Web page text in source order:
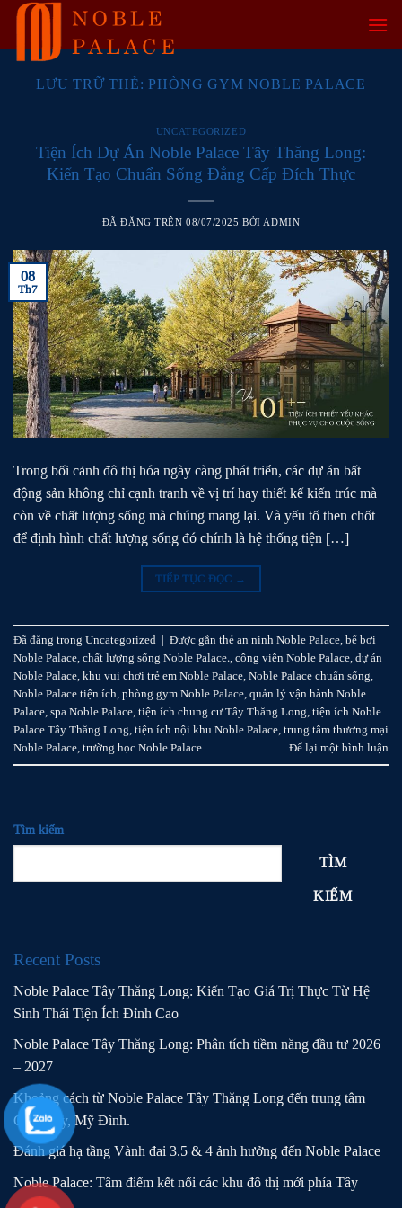
Chuyển
LƯU TRỮ THẺ:PHÒNG GYM NOBLE PALACE
UNCATEGORIZED
Tiện Ích Dự Án Noble Palace Tây Thăng Long:
Kiến Tạo Chuẩn Sống Đẳng Cấp Đích Thực
ĐÃ ĐĂNG TRÊN08/07/2025 BỞI ADMIN
08
Th7
Trong bối cảnh đô thị hóa ngày càng phát triển, các dự án bất
động sản không chỉ cạnh tranh về vị trí hay thiết kế kiến trúc mà
còn về chất lượng sống mà chúng mang lại. Và yếu tố then chốt
để định hình chất lượng sống đó chính là hệ thống tiện […]
TIẾP TỤC ĐỌC →
Đã đăng trong Uncategorized Được gắn thẻ an ninh Noble Palace, bể bơi
Noble Palace, chất lượng sống Noble Palace., công viên Noble Palace, dự án
Noble Palace, khu vui chơi trẻ em Noble Palace, Noble Palace chuẩn sống,
Noble Palace tiện ích, phòng gym Noble Palace, quản lý vận hành Noble
Palace, spa Noble Palace, tiện ích chung cư Tây Thăng Long, tiện ích Noble
Palace Tây Thăng Long, tiện ích nội khu Noble Palace, trung tâm thương mại
Noble Palace, trường học Noble Palace Để lại một bình luận
Tìm kiếm
TÌM
KIẾM
Recent Posts
Noble Palace Tây Thăng Long: Kiến Tạo Giá Trị Thực Từ Hệ
Sinh Thái Tiện Ích Đỉnh Cao
Noble Palace Tây Thăng Long: Phân tích tiềm năng đầu tư 2026
– 2027
Khoảng cách từ Noble Palace Tây Thăng Long đến trung tâm
Cầu Giấy, Mỹ Đình.
Đánh giá hạ tầng Vành đai 3.5 & 4 ảnh hưởng đến Noble Palace
Noble Palace: Tâm điểm kết nối các khu đô thị mới phía Tây